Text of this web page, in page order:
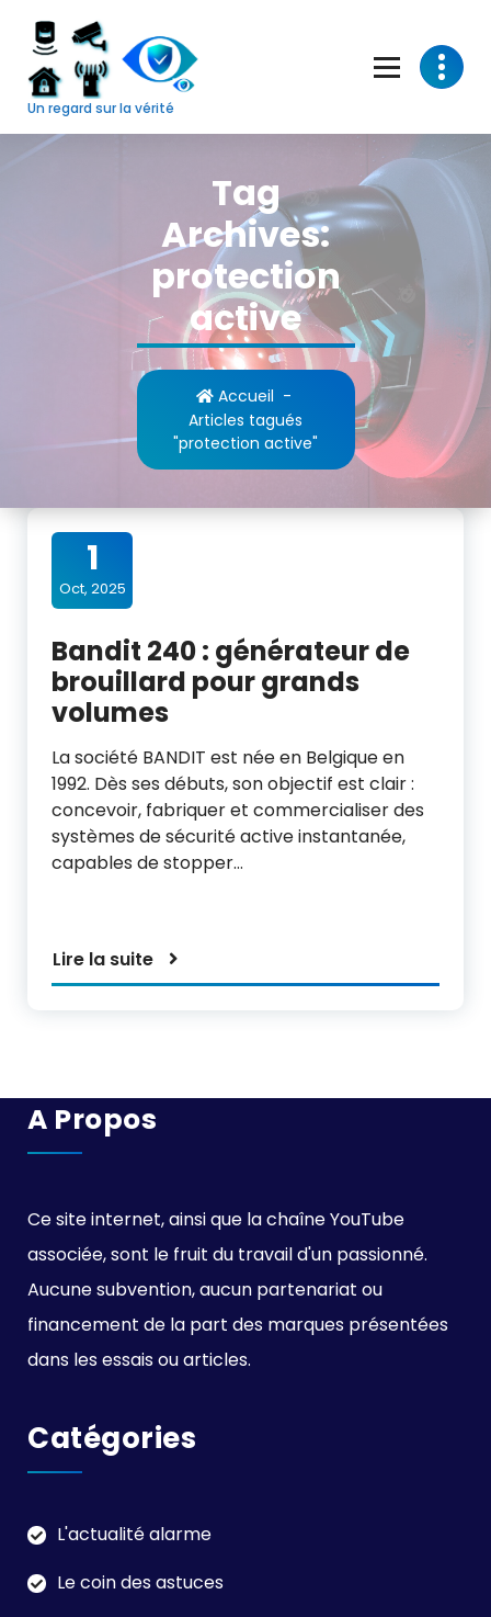
content
Un regard sur la vérité
Tag
Archives:
protection
active
Accueil -
Articles tagués
"protection active"
1
Oct, 2025
Bandit 240 : générateur de
brouillard pour grands
volumes
La société BANDIT est née en Belgique en
1992. Dès ses débuts, son objectif est clair :
concevoir, fabriquer et commercialiser des
systèmes de sécurité active instantanée,
capables de stopper…
Lire la suite
A Propos
Ce site internet, ainsi que la chaîne YouTube
associée, sont le fruit du travail d'un passionné.
Aucune subvention, aucun partenariat ou
financement de la part des marques présentées
dans les essais ou articles.
Catégories
L'actualité alarme
Le coin des astuces